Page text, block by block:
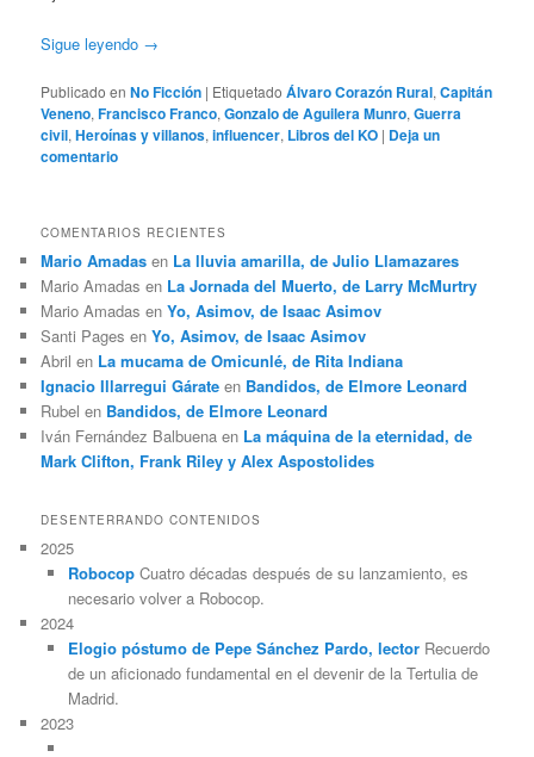
Sigue leyendo →
Publicado en No Ficción | Etiquetado Álvaro Corazón Rural,Capitán
Veneno,Francisco Franco,Gonzalo de Aguilera Munro,Guerra
civil,Heroínas y villanos,influencer, Libros del KO | Deja un
comentario
COMENTARIOS RECIENTES
Mario Amadas en La lluvia amarilla, de Julio Llamazares
Mario Amadas en La Jornada del Muerto, de Larry McMurtry
Mario Amadas enYo, Asimov, de Isaac Asimov
Santi Pages enYo, Asimov, de Isaac Asimov
Abril en La mucama de Omicunlé, de Rita Indiana
Ignacio Illarregui Gárate en Bandidos, de Elmore Leonard
Rubel en Bandidos, de Elmore Leonard
Iván Fernández Balbuena en La máquina de la eternidad, de
Mark Clifton, Frank Riley y Alex Aspostolides
DESENTERRANDO CONTENIDOS
2025
RobocopCuatro décadas después de su lanzamiento, es
necesario volver a Robocop.
2024
Elogio póstumo de Pepe Sánchez Pardo, lectorRecuerdo
de un aficionado fundamental en el devenir de la Tertulia de
Madrid.
2023